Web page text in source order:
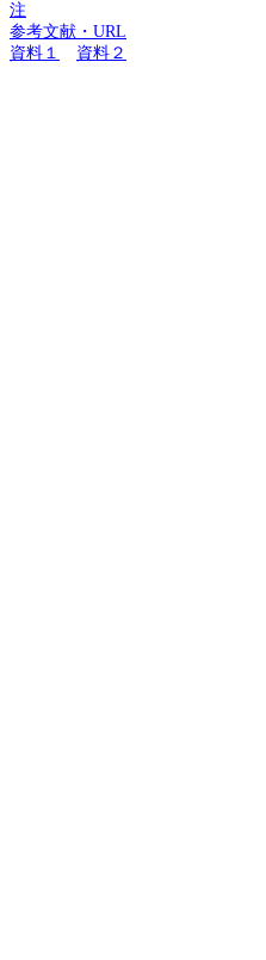
注
参考文献・ URL
資料１
資料２